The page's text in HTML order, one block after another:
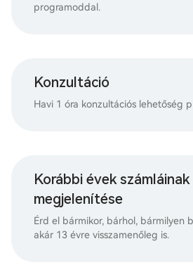
programoddal.
Konzultáció
Havi 1 óra konzultációs lehetőség
Korábbi évek számláinak
megjelenítése
Érd el bármikor, bárhol, bármilyen
akár 13 évre visszamenőleg is.